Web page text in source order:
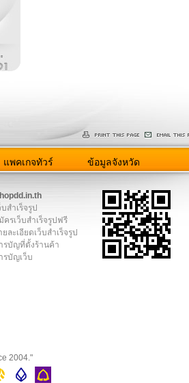
แพคเกจทัวร์ ข้อมูลจังหวัด
บสำเร็จรูป
ครเว็บสำเร็จรูปฟรี
ยละเอียดเว็บสำเร็จรูป
รบัญที่ตั้งร้านค้า
รบัญเว็บ
2004."